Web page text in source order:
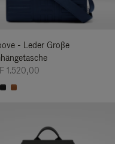
- Leder Große
1.520,00